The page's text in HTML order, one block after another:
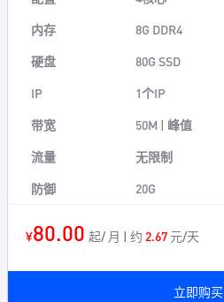
内存
8G DDR4
硬盘
80G SSD
IP
1个IP
带宽
50M | 峰值
流量
无限制
防御
20G
¥80.00 起/ 月 | 约 2.67元/天
立即购买